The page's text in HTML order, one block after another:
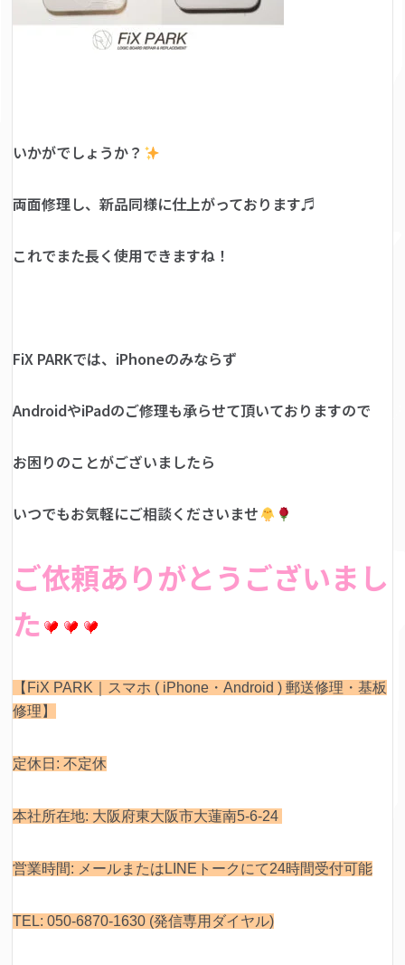
いかがでしょうか？
両面修理し、新品同様に仕上がっております♬
これでまた長く使用できますね！
FiX PARKでは、iPhoneのみならず
AndroidやiPadのご修理も承らせて頂いておりますので
お困りのことがございましたら
いつでもお気軽にご相談くださいませ
ご依頼ありがとうございまし
た
【FiX PARK｜スマホ ( iPhone・Android ) 郵送修理・基板
修理】
定休日: 不定休
本社所在地: 大阪府東大阪市大蓮南5-6-24
営業時間: メールまたはLINEトークにて24時間受付可能
TEL: 050-6870-1630 (発信専用ダイヤル)